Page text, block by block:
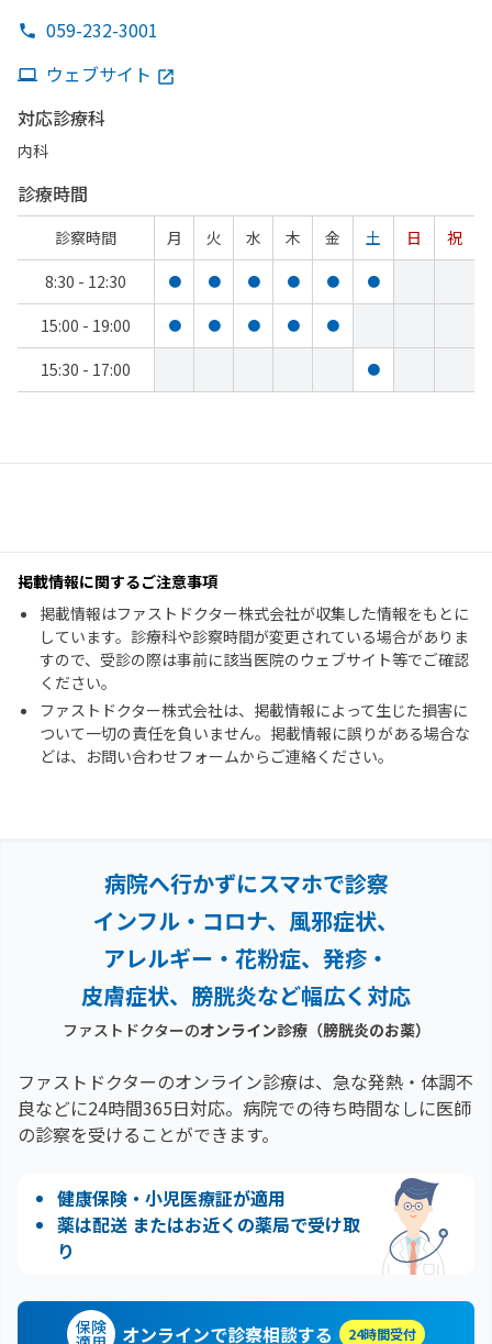
059-232-3001
ウェブサイト
対応診療科
内科
診療時間
診察時間 月 火 水 木 金 土 日
祝
8:30 - 12:30
● ● ● ● ● ●
15:00 - 19:00 ● ● ● ● ●
15:30 - 17:00 ●
掲載情報に関するご注意事項
掲載情報はファストドクター株式会社が収集した情報をもとに
しています。診療科や診察時間が変更されている場合がありま
すので、受診の際は事前に該当医院のウェブサイト等でご確認
ください。
ファストドクター株式会社は、掲載情報によって生じた損害に
ついて一切の責任を負いません。掲載情報に誤りがある場合な
どは、お問い合わせフォームからご連絡ください。
病院へ行かずにスマホで診察
インフル・コロナ、風邪症状、
アレルギー・花粉症、 発疹・
皮膚症状、膀胱炎など幅広く対応
ファストドクターのオンライン診療（膀胱炎のお薬）
ファストドクターのオンライン診療は、急な発熱・体調不
良などに24時間365日対応。 病院での待ち時間なしに医師
の診察を受けることができます。
健康保険・小児医療証が適用
薬は配送 またはお近くの薬局で受け取
り
保険 オンラインで診察相談する 24時間受付